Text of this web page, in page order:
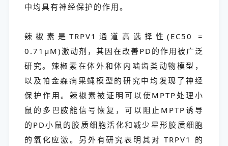
中均具有神经保护的作用。
辣椒素是TRPV1通道高选择性(EC50 =
0.71μM)激动剂，其因在改善PD的作用被广泛
研究。辣椒素在体外和体内啮齿类动物模型，
以及帕金森病果蝇模型的研究中均发现了神经
保护作用。辣椒素被证明可以使MPTP处理小
鼠的多巴胺能信号恢复，可以阻止MPTP诱导
的PD小鼠的胶质细胞活化和减少星形胶质细胞
的氧化应激。另外有研究表明其对 TRPV1 的